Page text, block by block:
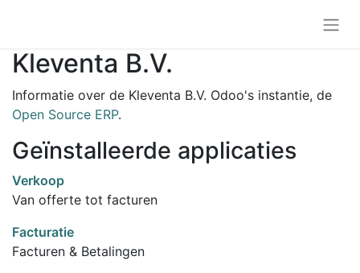
Kleventa B.V.
Informatie over de Kleventa B.V. Odoo's instantie, de
Open Source ERP.
Geïnstalleerde applicaties
Verkoop
Van offerte tot facturen
Facturatie
Facturen & Betalingen